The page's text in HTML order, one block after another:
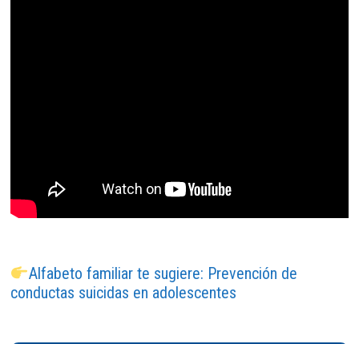
Alfabeto familiar te sugiere: Prevención de
conductas suicidas en adolescentes